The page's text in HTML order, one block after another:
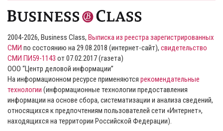
2004-2026, Business Class, Выписка из реестра зарегистрированных
СМИ по состоянию на 29.08.2018 (интернет-сайт), свидетельство
СМИ ПИ59-1143 от 07.02.2017 (газета)
ООО “Центр деловой информации”
На информационном ресурсе применяются рекомендательные
технологии (информационные технологии предоставления
информации на основе сбора, систематизации и анализа сведений,
относящихся к предпочтениям пользователей сети «Интернет»,
находящихся на территории Российской Федерации).